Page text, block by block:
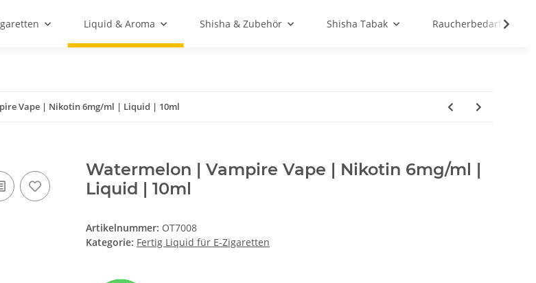
Liquid & Aroma Shisha & Zubehör Shisha Tabak Raucherbedarf
Vape | Nikotin 6mg/ml | Liquid | 10ml
Watermelon | Vampire Vape | Nikotin 6mg/ml |
Liquid | 10ml
Artikelnummer: OT7008
Kategorie: Fertig Liquid für E-Zigaretten